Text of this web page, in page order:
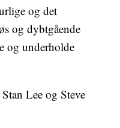
og det
og dybtgående
og underholde
Lee og Steve